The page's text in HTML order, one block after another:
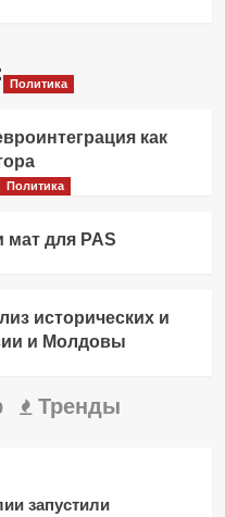
Политика
как
Политика
для PAS
исторических и
и Молдовы
Тренды
запустили